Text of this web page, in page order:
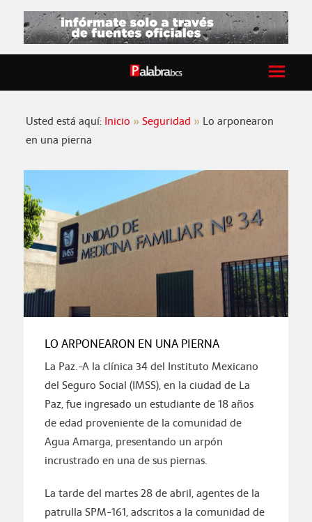
Usted está aquí: Inicio Seguridad
Lo arponearon
en una pierna
LO ARPONEARON EN UNA PIERNA
La Paz.-A la clínica 34 del Instituto Mexicano
del Seguro Social (IMSS), en la ciudad de La
Paz, fue ingresado un estudiante de 18 años
de edad proveniente de la comunidad de
Agua Amarga, presentando un arpón
incrustrado en una de sus piernas.
La tarde del martes 28 de abril, agentes de la
patrulla SPM-161, adscritos a la comunidad de